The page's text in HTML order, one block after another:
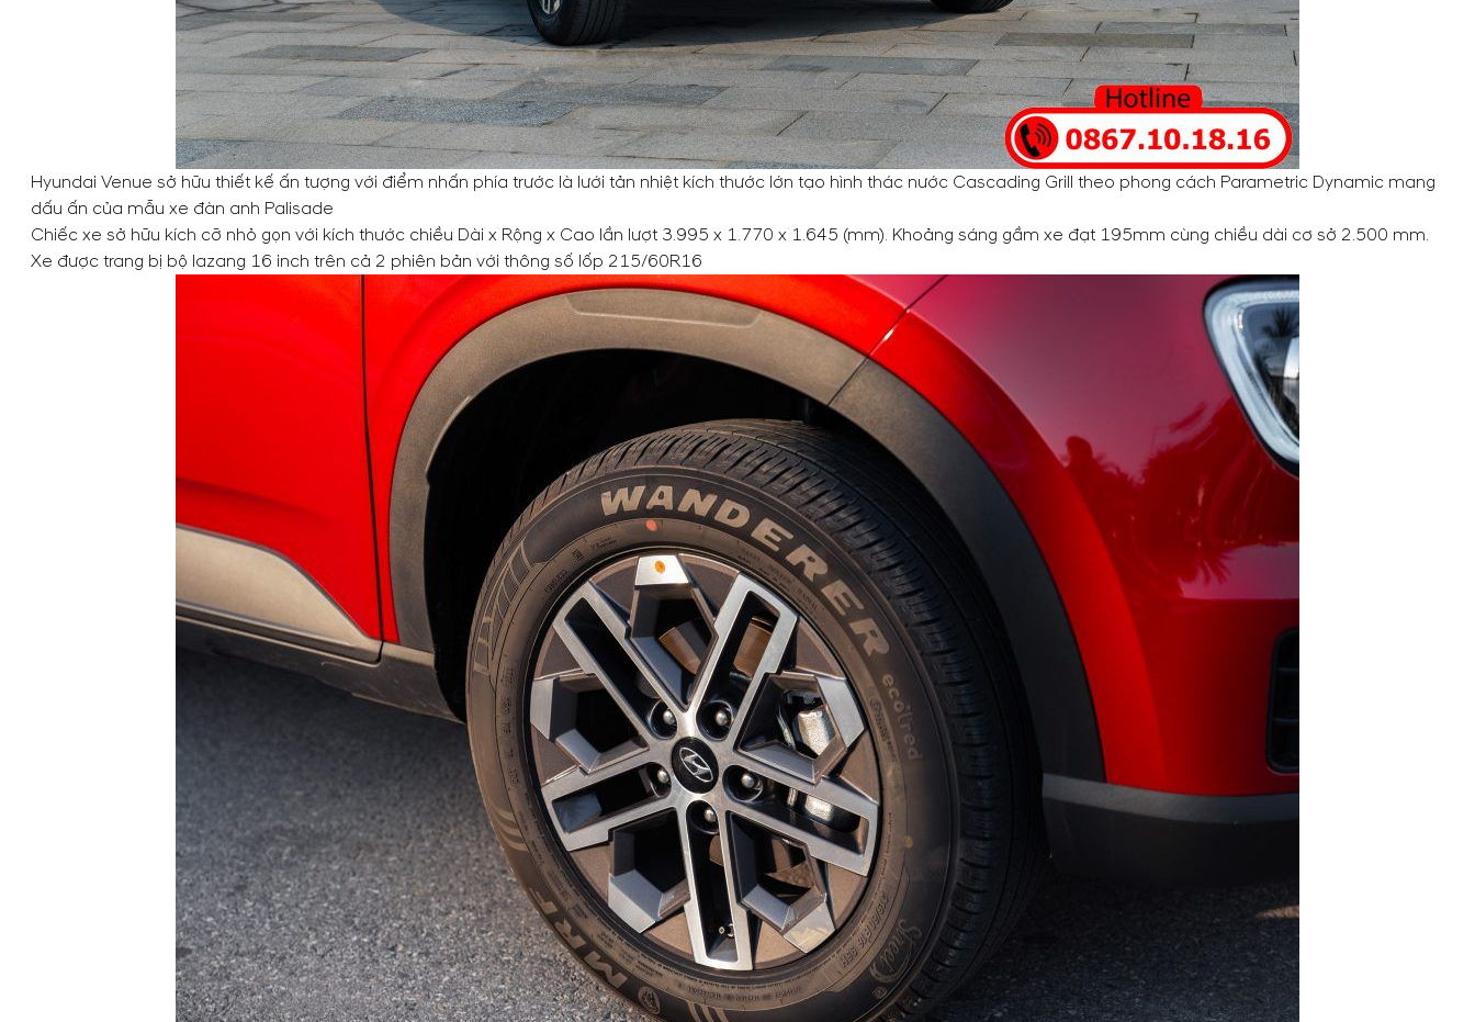
Hyundai Venue sở hữu thiết kế ấn tượng với điểm nhấn phía trước là lưới tản nhiệt kích thước lớn tạo hình thác nước Cascading Grill theo phong cách Parametric Dynamic mang
dấu ấn của mẫu xe đàn anh Palisade
Chiếc xe sở hữu kích cỡ nhỏ gọn với kích thước chiều Dài x Rộng x Cao lần lượt 3.995 x 1.770 x 1.645 (mm). Khoảng sáng gầm xe đạt 195mm cùng chiều dài cơ sở 2.500 mm.
Xe được trang bị bộ lazang 16 inch trên cả 2 phiên bản với thông số lốp 215/60R16